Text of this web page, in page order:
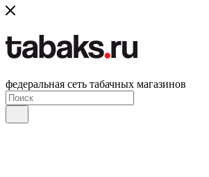
федеральная сеть табачных магазинов